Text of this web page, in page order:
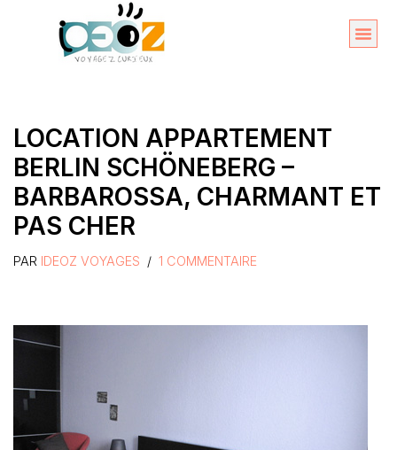
LOCATION APPARTEMENT
BERLIN SCHÖNEBERG –
BARBAROSSA, CHARMANT ET
PAS CHER
PAR IDEOZ VOYAGES 1 COMMENTAIRE